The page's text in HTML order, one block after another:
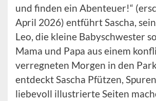
und finden ein Abenteuer!“
April 2026) entführt Sascha,
Leo, die kleine Babyschwester
Mama und Papa aus einem
verregneten Morgen in den
entdeckt Sascha Pfützen,
liebevoll illustrierte Seiten